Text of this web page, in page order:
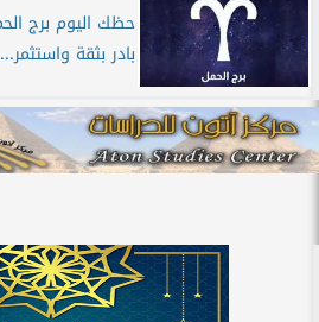
بادر بثقة واستثمر...